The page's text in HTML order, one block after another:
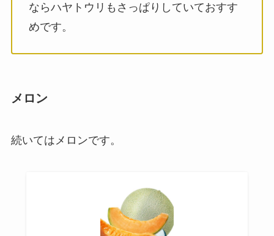
ならハヤトウリもさっぱりしていておすす
めです。
メロン
続いてはメロンです。